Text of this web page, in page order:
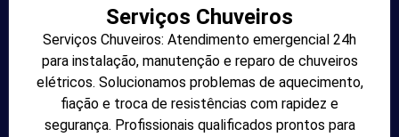
Serviços Chuveiros
Serviços Chuveiros: Atendimento emergencial 24h
para instalação, manutenção e reparo de chuveiros
elétricos. Solucionamos problemas de aquecimento,
fiação e troca de resistências com rapidez e
segurança. Profissionais qualificados prontos para